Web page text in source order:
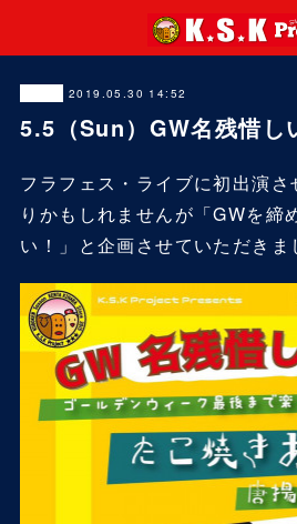
2019.05.30 14:52
5.5（Sun）GW名残惜し
フラフェス・ライブに初出演
りかもしれませんが「GWを締